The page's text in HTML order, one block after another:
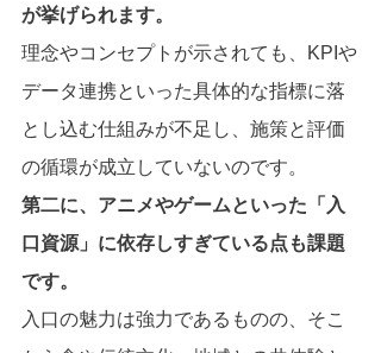
が挙げられます。
理念やコンセプトが示されても、KPIや
データ連携といった具体的な指標に落
とし込む仕組みが不足し、施策と評価
の循環が成立していないのです。
第二に、アニメやゲームといった「入
口資源」に依存しすぎている点も課題
です。
入口の魅力は強力であるものの、そこ